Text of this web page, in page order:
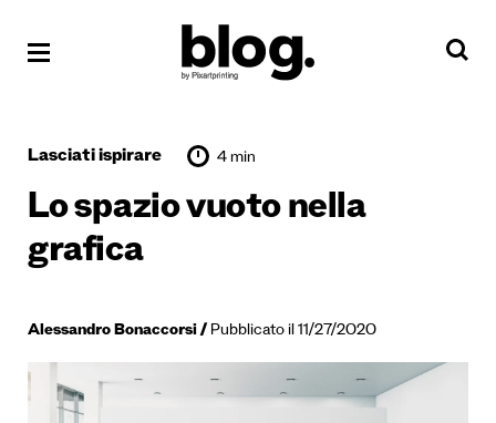
Lasciati ispirare 4 min
Lo spazio vuoto nella
grafica
Alessandro Bonaccorsi Pubblicato il 11/27/2020